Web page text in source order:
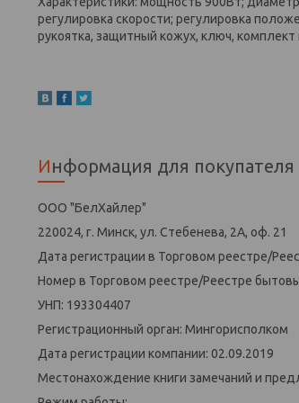
регулировка скорости; регулировка
рукоятка, защитный кожух, ключ,
Информация для покупателя
ООО "БелХайлер"
220024, г. Минск, ул. Стебенева, 2А, оф. 21
Дата регистрации в Торговом реестре/
Номер в Торговом реестре/Реестре
УНП: 193304407
Регистрационный орган: Мингорисполком
Дата регистрации компании: 02.09.2019
Местонахождение книги замечаний и